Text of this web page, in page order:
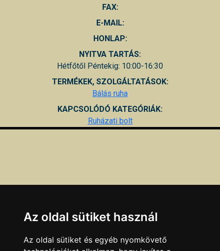
FAX:
E-MAIL:
HONLAP:
NYITVA TARTÁS:
Hétfőtől Péntekig: 10:00-16:30
TERMÉKEK, SZOLGÁLTATÁSOK:
Bálás ruha
KAPCSOLÓDÓ KATEGÓRIÁK:
Ruházati bolt
Az oldal sütiket használ
Az oldal sütiket és egyéb nyomkövető